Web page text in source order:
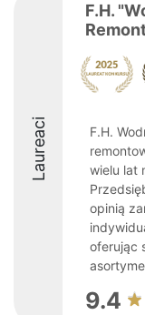
Laureaci
F.H.
F.H.
wielu lat
opinią
oferując
9.4